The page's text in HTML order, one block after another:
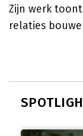
Zijn werk
relaties